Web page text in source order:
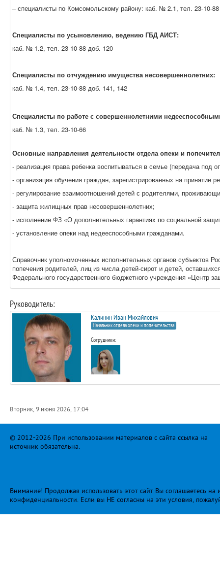
– специалисты по Комсомольскому району: каб. № 2.1, тел. 23-10-
Специалисты по усыновлению, ведению ГБД АИСТ:
каб. № 1.2, тел. 23-10-88 доб. 120
Специалисты по отчуждению имущества несовершеннолетних:
каб. № 1.4, тел. 23-10-88 доб. 141, 142
Специалисты по работе с совершеннолетними
каб. № 1.3, тел. 23-10-66
Основные направления деятельности отдела опеки и
- реализация права ребенка воспитываться в семье (передача
- организация обучения граждан, зарегистрированных на принятие
- регулирование взаимоотношений детей с родителями,
- защита жилищных прав несовершеннолетних;
- исполнение ФЗ «О дополнительных гарантиях по социальной
- установление опеки над недееспособными гражданами.
Справочник уполномоченных исполнительных органов субъектов
попечения родителей, лиц из числа детей-сирот и детей,
Федерального государственного бюджетного учреждения «Центр
Руководитель:
Калинин Иван Михайлович
Начальник отдела опеки и попечительства
Сотрудники:
Вторник, 9 июня 2026, 17:04
© 2012-2026 При использовании материалов с сайта ссылка на
источник обязательна.
Внимание! Продолжая использовать этот сайт Вы соглашаетесь
конфиденциальности. Если вы НЕ согласны на эти условия,